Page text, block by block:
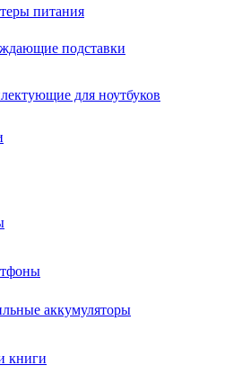
питания
подставки
для ноутбуков
аккумуляторы
книги